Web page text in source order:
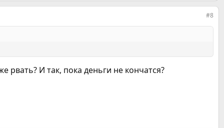
#8
рвать? И так, пока деньги не кончатся?